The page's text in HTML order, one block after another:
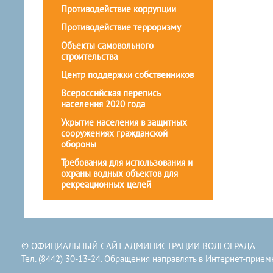
Противодействие коррупции
Противодействие терроризму
Объекты самовольного
строительства
Центр поддержки собственников
Всероссийская перепись
населения 2020 года
Укрытие населения в защитных
сооружениях гражданской
обороны
Требования для использования и
охраны водных объектов для
рекреационных целей
© ОФИЦИАЛЬНЫЙ САЙТ АДМИНИСТРАЦИИ ВОЛГОГРАДА
Тел. (8442) 30-13-24. Обращения направлять в Интернет-